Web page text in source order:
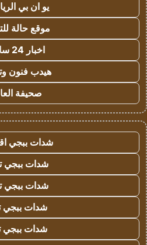
يو ان بي
موقع حالة
اخبار 24 ساعة
هيدب فنون
صحيفة
شدات ببجي
شدات ببجي
شدات ببجي
شدات ببجي
شدات ببجي